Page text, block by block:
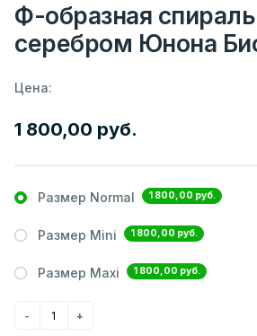
Ф-образная
серебром Юнона
Цена:
1 800,00 руб.
Размер Normal 1 800,00 руб.
Размер Mini 1 800,00 руб.
Размер Maxi 1 800,00 руб.